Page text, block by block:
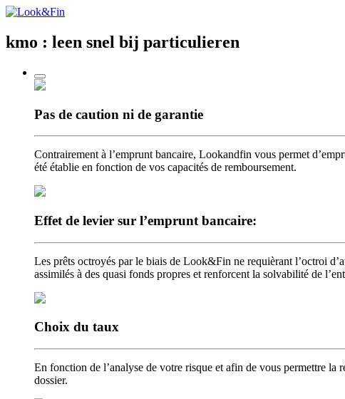
kmo : leen snel bij particulieren
Pas de caution ni de garantie
Contrairement à l’emprunt bancaire, Lookandfin vous permet
été établie en fonction de vos capacités de remboursement.
Effet de levier sur l’emprunt bancaire:
Les prêts octroyés par le biais de Look&Fin ne requièrant l’octroi
assimilés à des quasi fonds propres et renforcent la solvabilité de
Choix du taux
En fonction de l’analyse de votre risque et afin de vous permettre
dossier.